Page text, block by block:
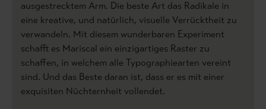
ausgestrecktem Arm. Die beste Art das Radikale in
eine kreative, und natürlich, visuelle Verrücktheit zu
verwandeln. Mit diesem wunderbaren Experiment
schafft es Mariscal ein einzigartiges Raster zu
schaffen, in welchem alle Typographiearten vereint
sind. Und das Beste daran ist, dass er es mit einer
exquisiten Nüchternheit vollendet.